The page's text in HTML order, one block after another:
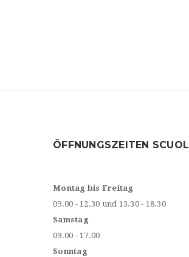
ÖFFNUNGSZEITEN SCUOL
Montag bis Freitag
09.00 - 12.30 und 13.30 - 18.30
Samstag
09.00 - 17.00
Sonntag